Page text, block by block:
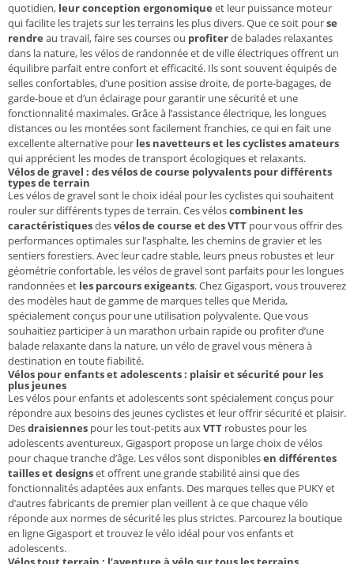
quotidien, leur conception ergonomique et leur puissance moteur
qui facilite les trajets sur les terrains les plus divers. Que ce soit pourse
rendre au travail, faire ses courses ou profiterde balades relaxantes
dans la nature, les vélos de randonnée et de ville électriques offrent un
équilibre parfait entre confort et efficacité. Ils sont souvent équipés de
selles confortables, d’une position assise droite, de porte-bagages, de
garde-boue et d’un éclairage pour garantir une sécurité et une
fonctionnalité maximales. Grâce à l’assistance électrique, les longues
distances ou les montées sont facilement franchies, ce qui en fait une
excellente alternative pour les navetteurs et les cyclistes amateurs
qui apprécient les modes de transport écologiques et relaxants.
Vélos de gravel : des vélos de course polyvalents pour différents
types de terrain
Les vélos de gravel sont le choix idéal pour les cyclistes qui souhaitent
rouler sur différents types de terrain. Ces véloscombinent les
caractéristiquesdesvélos de course et des VTT pour vous offrir des
performances optimales sur l’asphalte, les chemins de gravier et les
sentiers forestiers. Avec leur cadre stable, leurs pneus robustes et leur
géométrie confortable, les vélos de gravel sont parfaits pour les longues
randonnées et les parcours exigeants. Chez Gigasport, vous trouverez
des modèles haut de gamme de marques telles que Merida,
spécialement conçus pour une utilisation polyvalente. Que vous
souhaitiez participer à un marathon urbain rapide ou profiter d’une
balade relaxante dans la nature, un vélo de gravel vous mènera à
destination en toute fiabilité.
Vélos pour enfants et adolescents : plaisir et sécurité pour les
plus jeunes
Les vélos pour enfants et adolescents sont spécialement conçus pour
répondre aux besoins des jeunes cyclistes et leur offrir sécurité et plaisir.
Desdraisiennes pour les tout-petits auxVTT robustes pour les
adolescents aventureux, Gigasport propose un large choix de vélos
pour chaque tranche d’âge. Les vélos sont disponiblesen différentes
tailles et designset offrent une grande stabilité ainsi que des
fonctionnalités adaptées aux enfants. Des marques telles que PUKY et
d’autres fabricants de premier plan veillent à ce que chaque vélo
réponde aux normes de sécurité les plus strictes. Parcourez la boutique
en ligne Gigasport et trouvez le vélo idéal pour vos enfants et
adolescents.